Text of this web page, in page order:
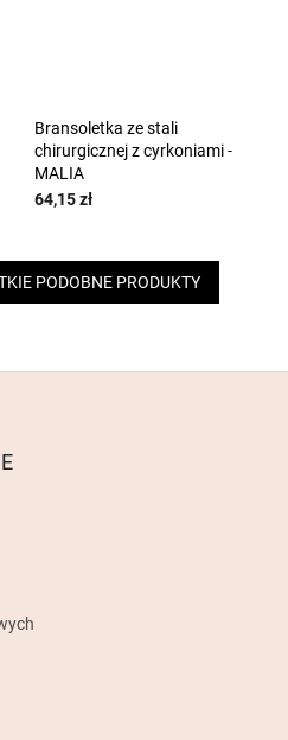
Bransoletka ze stali
chirurgicznej z cyrkoniami -
MALIA
64,15 zł
PODOBNE PRODUKTY